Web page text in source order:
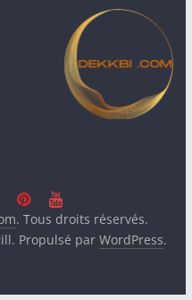
. Tous droits réservés.
Propulsé parWordPress.